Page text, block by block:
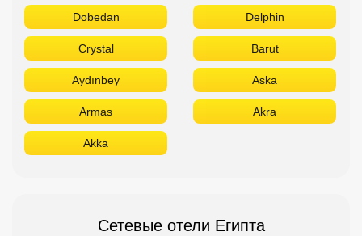
Dobedan Delphin
Crystal Barut
Aydınbey Aska
Armas Akra
Akka
Сетевые отели Египта